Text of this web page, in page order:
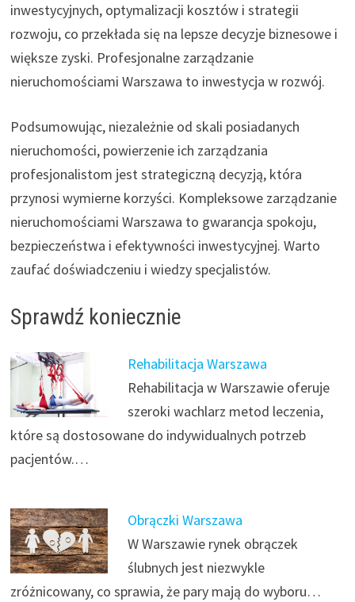
inwestycyjnych, optymalizacji kosztów i strategii
rozwoju, co przekłada się na lepsze decyzje biznesowe i
większe zyski. Profesjonalne zarządzanie
nieruchomościami Warszawa to inwestycja w rozwój.
Podsumowując, niezależnie od skali posiadanych
nieruchomości, powierzenie ich zarządzania
profesjonalistom jest strategiczną decyzją, która
przynosi wymierne korzyści. Kompleksowe zarządzanie
nieruchomościami Warszawa to gwarancja spokoju,
bezpieczeństwa i efektywności inwestycyjnej. Warto
zaufać doświadczeniu i wiedzy specjalistów.
Sprawdź koniecznie
Rehabilitacja Warszawa
Rehabilitacja w Warszawie oferuje
szeroki wachlarz metod leczenia,
które są dostosowane do indywidualnych potrzeb
pacjentów.…
Obrączki Warszawa
W Warszawie rynek obrączek
ślubnych jest niezwykle
zróżnicowany, co sprawia, że pary mają do wyboru…